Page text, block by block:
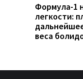
Формула-1
легкости:
веса